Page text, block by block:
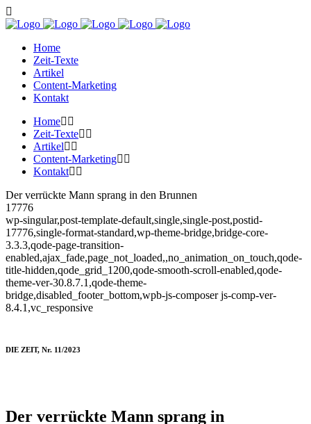
Home
Zeit-Texte
Artikel
Content-Marketing
Kontakt
Home
Zeit-Texte
Artikel
Content-Marketing
Kontakt
Der verrückte Mann sprang in den Brunnen
17776
wp-singular,post-template-default,single,single-post,postid-
17776,single-format-standard,wp-theme-bridge,bridge-core-
3.3.3,qode-page-transition-
enabled,ajax_fade,page_not_loaded,,no_animation_on_touch,qode-
title-hidden,qode_grid_1200,qode-smooth-scroll-enabled,qode-
theme-ver-30.8.7.1,qode-theme-
bridge,disabled_footer_bottom,wpb-js-composer js-comp-ver-
8.4.1,vc_responsive
DIE ZEIT, Nr. 11/2023
Der verrückte Mann sprang in